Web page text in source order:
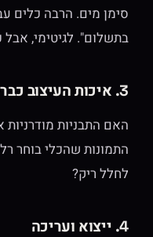
סימן מים. הרבה כלים
בתשלום". לגיטימי,
3. איכות העיצוב כברירת מחדל
התמונות שהכלי בוחר
לחלל ריק?
4. ייצוא ועריכה